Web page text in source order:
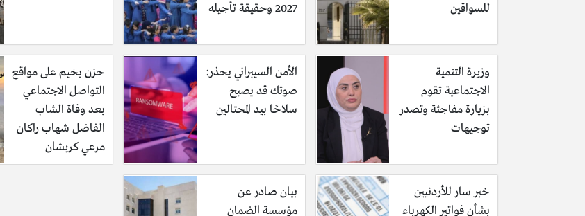
للسواقين
2027 وحقيقة تأجيله
وزيرة التنمية
الاجتماعية تقوم
بزيارة مفاجئة وتصدر
توجيهات
الأمن السيبراني يحذر:
صوتك قد يصبح
سلاحًا بيد المحتالين
حزن يخيم على مواقع
التواصل الاجتماعي
بعد وفاة الشاب
الفاضل شهاب راكان
مرعي كريشان
خبر سار للأردنيين
بشأن فواتير الكهرباء
بيان صادر عن
مؤسسة الضمان